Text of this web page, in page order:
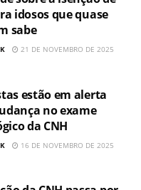
idosos que quase
sabe
21 DE NOVEMBRO DE 2025
estão em alerta
no exame
da CNH
16 DE NOVEMBRO DE 2025